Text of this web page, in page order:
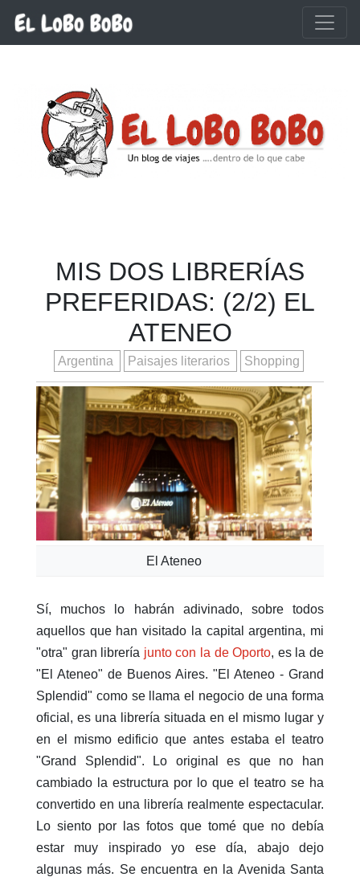
Ir al contenido principal
MIS DOS LIBRERÍAS
PREFERIDAS: (2/2) EL
ATENEO
Argentina Paisajes literarios Shopping
El Ateneo
Sí, muchos lo habrán adivinado, sobre todos
aquellos que han visitado la capital argentina, mi
"otra" gran librería junto con la de Oporto, es la de
"El Ateneo" de Buenos Aires. "El Ateneo - Grand
Splendid" como se llama el negocio de una forma
oficial, es una librería situada en el mismo lugar y
en el mismo edificio que antes estaba el teatro
"Grand Splendid". Lo original es que no han
cambiado la estructura por lo que el teatro se ha
convertido en una librería realmente espectacular.
Lo siento por las fotos que tomé que no debía
estar muy inspirado yo ese día, abajo dejo
algunas más. Se encuentra en la Avenida Santa